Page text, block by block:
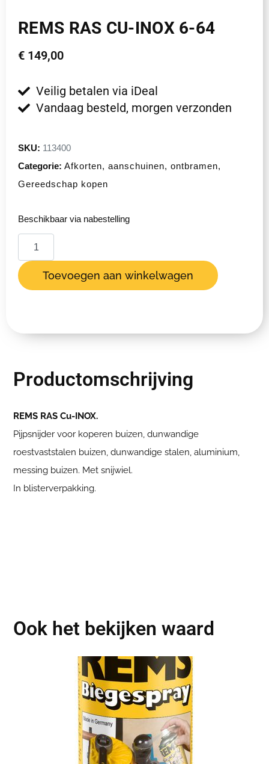
REMS RAS CU-INOX 6-64
€ 149,00
Veilig betalen via iDeal
Vandaag besteld, morgen verzonden
SKU: 113400
Categorie: Afkorten, aanschuinen, ontbramen,
Gereedschap kopen
Beschikbaar via nabestelling
Toevoegen aan winkelwagen
Productomschrijving
REMS RAS Cu-INOX.
Pijpsnijder voor koperen buizen, dunwandige
roestvaststalen buizen, dunwandige stalen, aluminium,
messing buizen. Met snijwiel.
In blisterverpakking.
Ook het bekijken waard